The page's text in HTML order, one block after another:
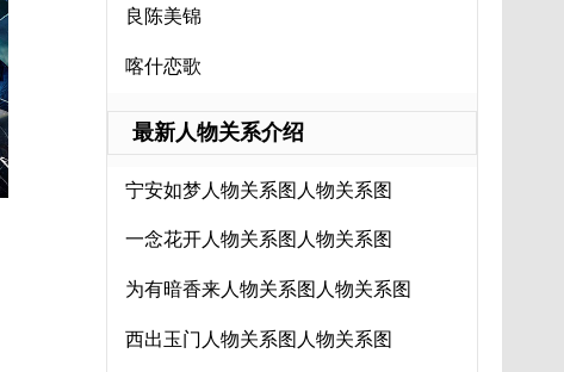
良陈美锦
喀什恋歌
最新人物关系介绍
宁安如梦人物关系图人物关系图
一念花开人物关系图人物关系图
为有暗香来人物关系图人物关系图
西出玉门人物关系图人物关系图